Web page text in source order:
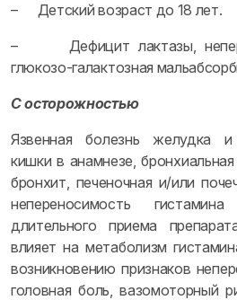
– Детский возраст до 18 лет.
– Дефицит лактазы,
глюкозо-галактозная
С осторожностью
Язвенная болезнь желудка и
кишки в анамнезе,
бронхит, печеночная и/или
непереносимость
длительного приема
влияет на метаболизм
возникновению признаков
головная боль, вазомоторный